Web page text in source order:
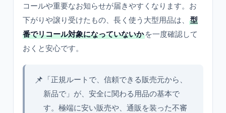
コールや重要なお知らせが届きやすくなります。お
下がりや譲り受けたもの、長く使う大型用品は、
型
番でリコール対象になっていないか を一度確認して
おくと安心です。
📌 「正規ルートで、信頼できる販売元から、
新品で」が、安全に関わる用品の基本で
す。極端に安い販売や、通販を装った不審